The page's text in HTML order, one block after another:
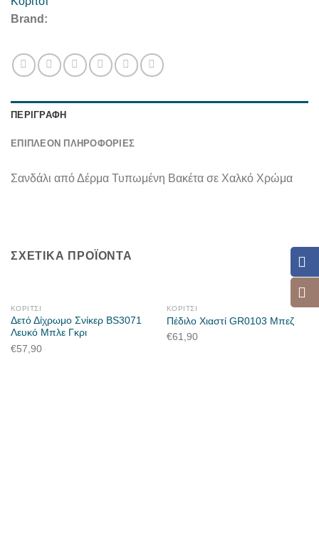
Brand:
ΠΕΡΙΓΡΑΦΉ
ΕΠΙΠΛΈΟΝ ΠΛΗΡΟΦΟΡΊΕΣ
Σανδάλι από Δέρμα Τυπωμένη Βακέτα σε Χαλκό Χρώμα
ΣΧΕΤΙΚΆ ΠΡΟΪΌΝΤΑ
ΚΟΡΊΤΣΙ
Δετό Δίχρωμο Σνίκερ BS3071
Λευκό Μπλε Γκρι
€57,90
ΚΟΡΊΤΣΙ
Πέδιλο Χιαστί GR0103 Μπεζ
€61,90